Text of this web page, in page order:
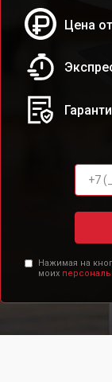
Цена от
Нажимая на
моих